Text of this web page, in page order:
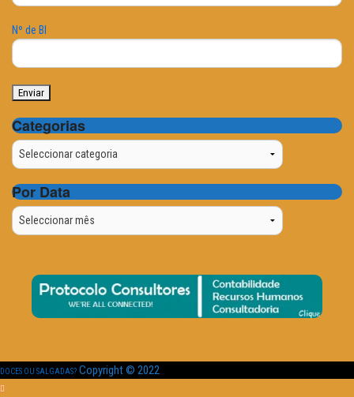
Nº de BI
Categorias
Categorias
Por Data
Por
Data
DOCES OU SALGADAS? Copyright © 2022